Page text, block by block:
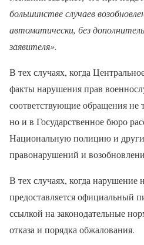
большинстве случаев
автоматически, без
заявителя».
В тех случаях, когда
факты нарушения прав
соответствующие обращения не
но и в Государственное бюро
Национальную полицию и
правонарушений и
В тех случаях, когда нарушение
предоставляется официальный
ссылкой на законодательные
отказа и порядка обжалования.